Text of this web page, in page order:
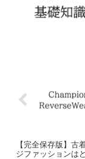
【完全保存版】古
ジファッションは